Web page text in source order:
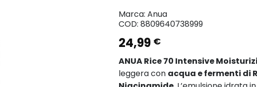
Marca: Anua
COD: 8809640738999
24,99 €
ANUA Rice 70 Intensive
leggera con acqua e fermenti di